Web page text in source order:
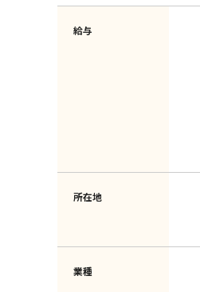
給与
所在地
業種